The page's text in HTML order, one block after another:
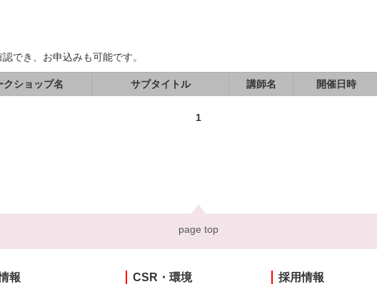
でき、お申込みも可能です。
クショップ名 サブタイトル 講師名 開催日時
1
page top
報 CSR・環境 採用情報